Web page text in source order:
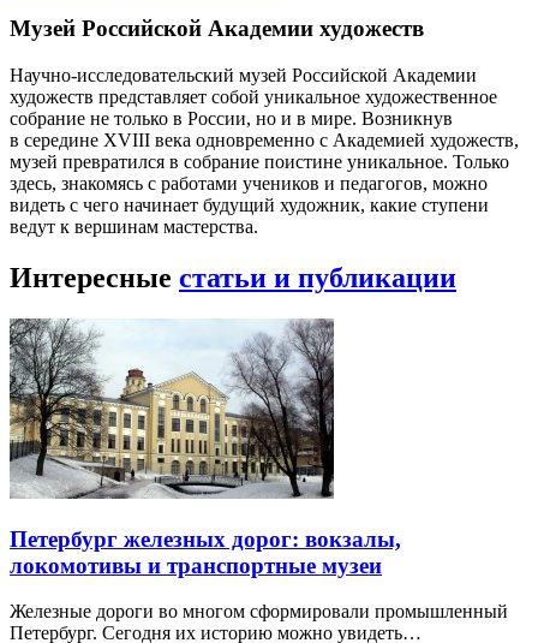
Музей Российской Академии художеств
Научно-исследовательский музей Российской Академии
художеств представляет собой уникальное художественное
собрание не только в России, но и в мире. Возникнув
в середине XVIII века одновременно с Академией художеств,
музей превратился в собрание поистине уникальное. Только
здесь, знакомясь с работами учеников и педагогов, можно
видеть с чего начинает будущий художник, какие ступени
ведут к вершинам мастерства.
Интересные статьи и публикации
Петербург железных дорог: вокзалы,
локомотивы и транспортные музеи
Железные дороги во многом сформировали промышленный
Петербург. Сегодня их историю можно увидеть…